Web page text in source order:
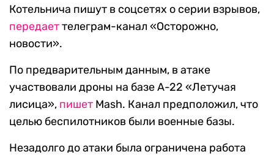
Котельнича пишут в соцсетях о серии взрывов,
передаеттелеграм-канал «Осторожно,
новости».
По предварительным данным, в атаке
участвовали дроны на базе А-22 «Летучая
лисица», пишет Mash. Канал предположил, что
целью беспилотников были военные базы.
Незадолго до атаки была ограничена работа